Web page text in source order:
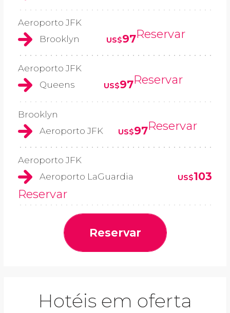
Aeroporto JFK
Brooklyn
US$97Reservar
Aeroporto JFK
Queens
US$97Reservar
Brooklyn
Aeroporto JFK
US$97Reservar
Aeroporto JFK
Aeroporto LaGuardia
US$103
Reservar
Reservar
Hotéis em oferta